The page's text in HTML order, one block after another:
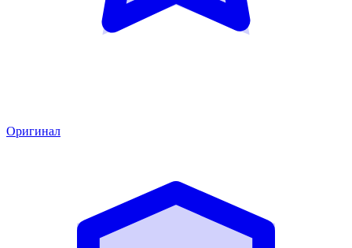
Оригинал